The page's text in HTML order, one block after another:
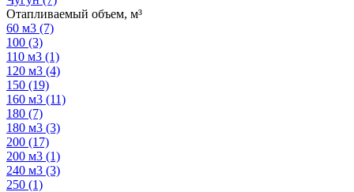
Отапливаемый объем, м³
60 м3 (7)
100 (3)
110 м3 (1)
120 м3 (4)
150 (19)
160 м3 (11)
180 (7)
180 м3 (3)
200 (17)
200 м3 (1)
240 м3 (3)
250 (1)